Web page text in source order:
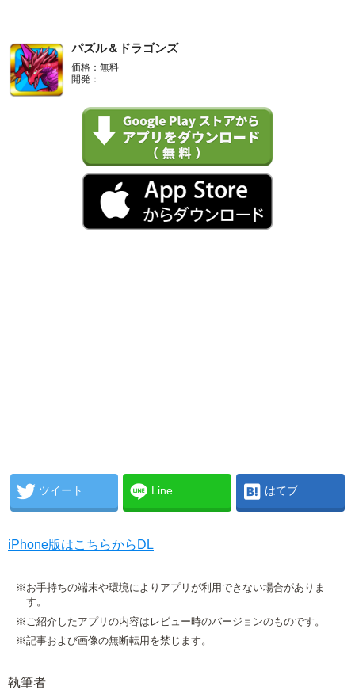
パズル＆ドラゴンズ
価格：無料
開発：
ツイート Line はてブ
iPhone版はこちらからDL
※お手持ちの端末や環境によりアプリが利用できない場合がありま
す。
※ご紹介したアプリの内容はレビュー時のバージョンのものです。
※記事および画像の無断転用を禁じます。
執筆者